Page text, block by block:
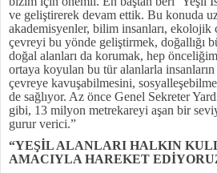
ve geliştirerek devam ettik. Bu konuda
akademisyenler, bilim insanları,
çevreyi bu yönde geliştirmek, doğallığı
doğal alanları da korumak, hep
ortaya koyulan bu tür alanlarla insanların
çevreye kavuşabilmesini,
de sağlıyor. Az önce Genel Sekreter
gibi, 13 milyon metrekareyi aşan bir
gurur verici.”
“YEŞİL ALANLARI HALKIN
AMACIYLA HAREKET